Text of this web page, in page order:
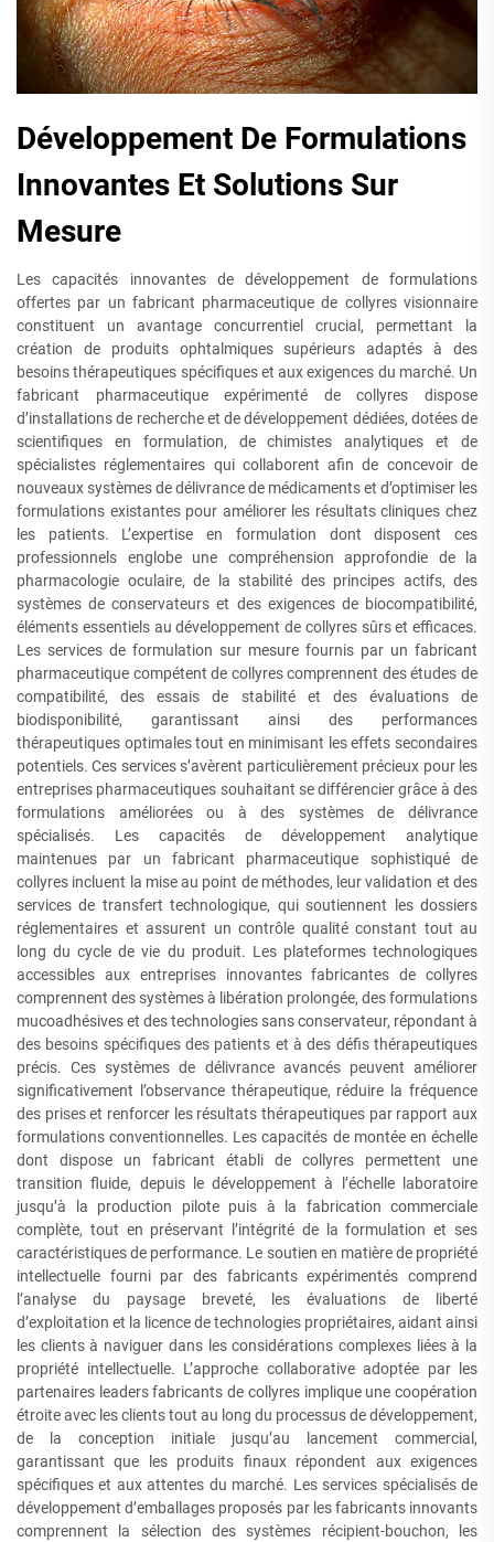
Développement De Formulations
Innovantes Et Solutions Sur
Mesure
Les capacités innovantes de développement de formulations
offertes par un fabricant pharmaceutique de collyres visionnaire
constituent un avantage concurrentiel crucial, permettant la
création de produits ophtalmiques supérieurs adaptés à des
besoins thérapeutiques spécifiques et aux exigences du marché. Un
fabricant pharmaceutique expérimenté de collyres dispose
d’installations de recherche et de développement dédiées, dotées de
scientifiques en formulation, de chimistes analytiques et de
spécialistes réglementaires qui collaborent afin de concevoir de
nouveaux systèmes de délivrance de médicaments et d’optimiser les
formulations existantes pour améliorer les résultats cliniques chez
les patients. L’expertise en formulation dont disposent ces
professionnels englobe une compréhension approfondie de la
pharmacologie oculaire, de la stabilité des principes actifs, des
systèmes de conservateurs et des exigences de biocompatibilité,
éléments essentiels au développement de collyres sûrs et efficaces.
Les services de formulation sur mesure fournis par un fabricant
pharmaceutique compétent de collyres comprennent des études de
compatibilité, des essais de stabilité et des évaluations de
biodisponibilité, garantissant ainsi des performances
thérapeutiques optimales tout en minimisant les effets secondaires
potentiels. Ces services s’avèrent particulièrement précieux pour les
entreprises pharmaceutiques souhaitant se différencier grâce à des
formulations améliorées ou à des systèmes de délivrance
spécialisés. Les capacités de développement analytique
maintenues par un fabricant pharmaceutique sophistiqué de
collyres incluent la mise au point de méthodes, leur validation et des
services de transfert technologique, qui soutiennent les dossiers
réglementaires et assurent un contrôle qualité constant tout au
long du cycle de vie du produit. Les plateformes technologiques
accessibles aux entreprises innovantes fabricantes de collyres
comprennent des systèmes à libération prolongée, des formulations
mucoadhésives et des technologies sans conservateur, répondant à
des besoins spécifiques des patients et à des défis thérapeutiques
précis. Ces systèmes de délivrance avancés peuvent améliorer
significativement l’observance thérapeutique, réduire la fréquence
des prises et renforcer les résultats thérapeutiques par rapport aux
formulations conventionnelles. Les capacités de montée en échelle
dont dispose un fabricant établi de collyres permettent une
transition fluide, depuis le développement à l’échelle laboratoire
jusqu’à la production pilote puis à la fabrication commerciale
complète, tout en préservant l’intégrité de la formulation et ses
caractéristiques de performance. Le soutien en matière de propriété
intellectuelle fourni par des fabricants expérimentés comprend
l’analyse du paysage breveté, les évaluations de liberté
d’exploitation et la licence de technologies propriétaires, aidant ainsi
les clients à naviguer dans les considérations complexes liées à la
propriété intellectuelle. L’approche collaborative adoptée par les
partenaires leaders fabricants de collyres implique une coopération
étroite avec les clients tout au long du processus de développement,
de la conception initiale jusqu’au lancement commercial,
garantissant que les produits finaux répondent aux exigences
spécifiques et aux attentes du marché. Les services spécialisés de
développement d’emballages proposés par les fabricants innovants
comprennent la sélection des systèmes récipient-bouchon, les